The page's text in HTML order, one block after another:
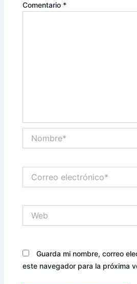
Comentario *
electrónico*
Guarda mi nombre, correo
este navegador para la próxima